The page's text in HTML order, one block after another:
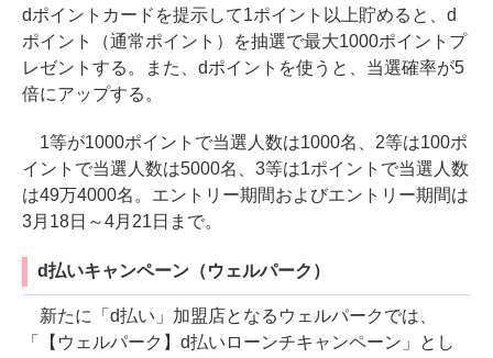
dポイントカードを提示して1ポイント以上貯めると、d
ポイント（通常ポイント）を抽選で最大1000ポイントプ
レゼントする。また、dポイントを使うと、当選確率が5
倍にアップする。
1等が1000ポイントで当選人数は1000名、2等は100ポ
イントで当選人数は5000名、3等は1ポイントで当選人数
は49万4000名。エントリー期間およびエントリー期間は
3月18日～4月21日まで。
d払いキャンペーン（ウェルパーク）
新たに「d払い」加盟店となるウェルパークでは、
「【ウェルパーク】d払いローンチキャンペーン」とし